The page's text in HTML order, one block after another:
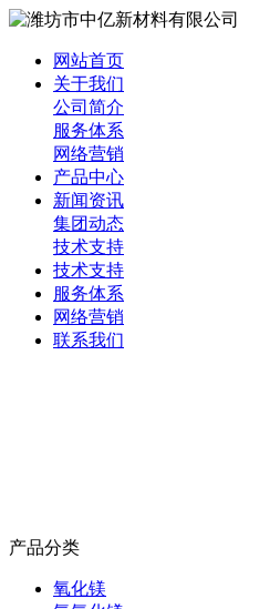
网站首页
关于我们
公司简介
服务体系
网络营销
产品中心
新闻资讯
集团动态
技术支持
技术支持
服务体系
网络营销
联系我们
产品分类
氧化镁